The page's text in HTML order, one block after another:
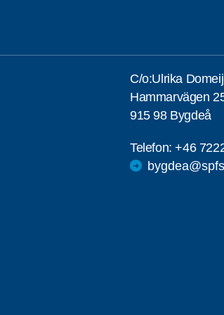
C/o:Ulrika
Hammarvägen
915 98 Bygdeå
Telefon:+46